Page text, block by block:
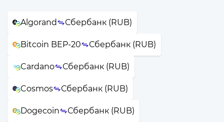
Algorand Сбербанк (RUB)
Bitcoin BEP-20 Сбербанк (RUB)
Cardano Сбербанк (RUB)
Cosmos Сбербанк (RUB)
Dogecoin Сбербанк (RUB)